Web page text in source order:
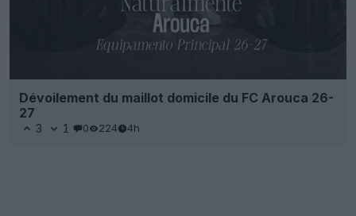
Dévoilement du maillot domicile du FC Arouca 26-
27
3 1 0 224 4h